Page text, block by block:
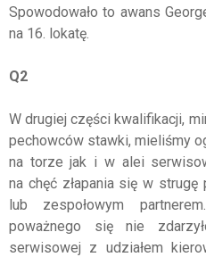
Spowodowało to awans
na 16. lokatę.
Q2
W drugiej części kwalifikacji,
pechowców stawki, mieliśmy
na torze jak i w alei
na chęć złapania się w
lub zespołowym
poważnego się nie
serwisowej z udziałem